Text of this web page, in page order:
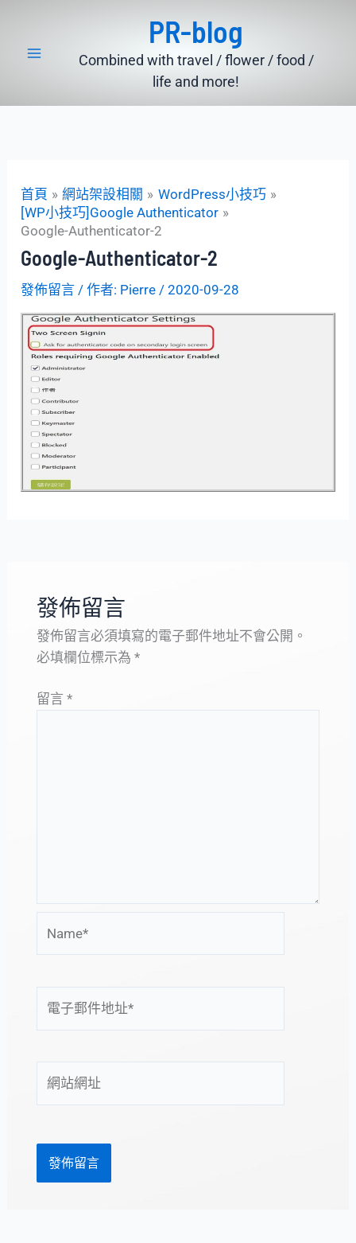
PR-blog
Combined with travel / flower / food /
life and more!
首頁 網站架設相關
WordPress小技巧
[WP小技巧]Google Authenticator
Google-Authenticator-2
Google-Authenticator-2
發佈留言 / 作者: Pierre /2020-09-28
發佈留言
發佈留言必須填寫的電子郵件地址不會公開。
必填欄位標示為 *
留言 *
子
地
站